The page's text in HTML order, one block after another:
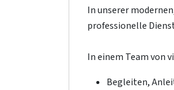
In unserer
professionelle
In einem Team von
Begleiten,